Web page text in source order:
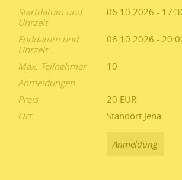
Startdatum und
Uhrzeit
06.10.2026 -
Enddatum und
Uhrzeit
06.10.2026 -
Max. Teilnehmer
10
Anmeldungen
Preis
20 EUR
Ort
Standort Jena
Anmeldung